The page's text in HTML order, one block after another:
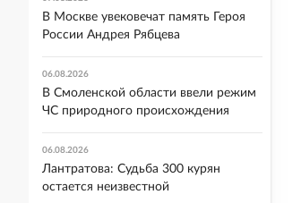
В Москве увековечат память Героя
России Андрея Рябцева
06.08.2026
В Смоленской области ввели режим
ЧС природного происхождения
06.08.2026
Лантратова: Судьба 300 курян
остается неизвестной